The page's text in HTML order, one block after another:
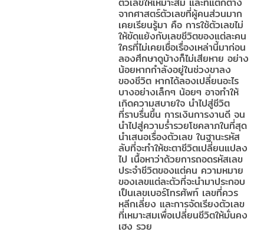
จากศาสตร์ตัวเลขที่ผู้คนส่วนมาก
เคยเรียนรู้มา คือ การใช้ตัวเลขไม่
ให้ขัดแย้งกับเลขชีวิตของแต่ละคน
ใครที่ไม่เคยเชื่อเรื่องเหล่านี้มาก่อน
ลองศึกษาดูบ้างก็ไม่เสียหาย อย่าง
น้อยหากกำลังอยู่ในช่วงขาลง
ของชีวิต หากได้ลองเปลี่ยนอะไร
บางอย่างเล็กๆ น้อยๆ อาจทำให้
เกิดความสบายใจ นำไปสู่ชีวิต
ที่ราบรื่นขึ้น การเงินการงานดี จน
นำไปสู่ความร่ำรวยโชคลาภในที่สุด
นำเสนอเรื่องตัวเลข ในฐานะรหัส
ลับที่จะทำให้ชะตาชีวิตเปลี่ยนแปลง
ไป เนื้อหาว่าด้วยการถอดรหัสเลข
ประจำชีวิตของแต่คน ความหมาย
ของเลขแต่ละตัวที่จะนำมาประกอบ
เป็นเลขเบอร์โทรศัพท์ เลขที่ควร
หลีกเลี่ยง และการจัดเรียงตัวเลข
ที่เหมาะสมเพื่อเปลี่ยนชีวิตให้มั่นคง
เฮง รวย